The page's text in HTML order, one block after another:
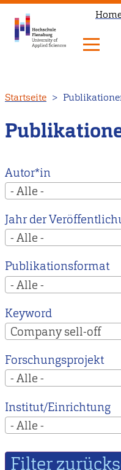
zum
Inhalt
Startseite
Autor*in
- Alle -
Jahr der
- Alle -
Publikationsformat
- Alle -
Keyword
Company sell-off
Forschungsprojekt
- Alle -
Institut/Einrichtung
- Alle -